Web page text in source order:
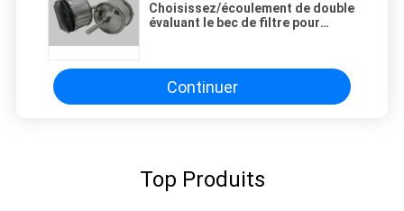
Choisissez/écoulement de double
évaluant le bec de filtre pour
Continuer
Top Produits